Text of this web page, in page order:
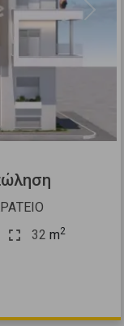
Next
32 m2